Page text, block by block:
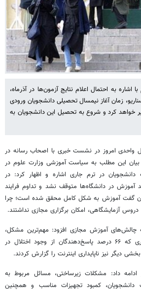
اشاره به احتمال اعلام نتایج آزمون‌ها در آذرماه،
زمان آغاز نیمسال تحصیلی دانشجویان ورودی
خواهد کرد و شروع به تحصیل این دانشجویان به
واحدی امروز در نشست خبری با اصحاب رسانه در
این مطلب به سیاست آموزشی وزارت علوم در
در ترم جاری اشاره و اظهار کرد: در
در دانشگاه‌ها متوقف نشد و تداوم فرایند
گفت آموزش به شکل کامل محقق شده است؛ چرا
آزمایشگاهی، امکان برگزاری مجازی نداشتند.
چالش‌های آموزش مجازی افزود: مهم‌ترین مشکل،
اختلالات اینترنتی بود؛ به‌طوری که ۶۶ درصد پاسخ‌دهندگان از وجود اختلال در
دیگر نیز ناپایداری اینترنت را گزارش کردند.
داد: مشکلات زیرساختی، مسائل مربوط به
کمبود تجهیزات مناسب و همچنین